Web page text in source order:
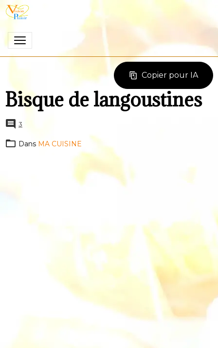
Copier pour IA
Bisque de langoustines
3
Dans MA CUISINE